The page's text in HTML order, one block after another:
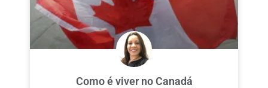
Como é viver no Canadá